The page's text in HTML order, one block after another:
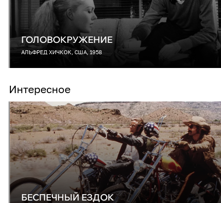
ГОЛОВОКРУЖЕНИЕ
АЛЬФРЕД ХИЧКОК, США, 1958
Интересное
БЕСПЕЧНЫЙ ЕЗДОК